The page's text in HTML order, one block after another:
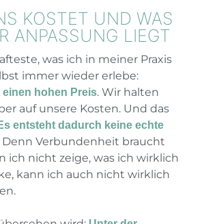
KOSTET UND WAS
ANPASSUNG LIEGT
was ich in meiner Praxis
immer wieder erlebe:
hohen Preis. Wir halten
auf unsere Kosten. Und das
entsteht dadurch keine echte
Denn Verbundenheit braucht
ich nicht zeige, was ich wirklich
kann ich auch nicht wirklich